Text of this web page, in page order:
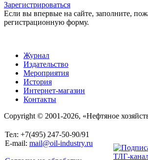
Зарегистрироваться
Если вы впервые на сайте, заполните,
регистрационную форму.
Журнал
Издательство
Мероприятия
История
Интернет-магазин
Контакты
Copyright © 2001-2026, «Нефтяное
Тел: +7(495) 247-50-90/91
E-mail: mail@oil-industry.ru